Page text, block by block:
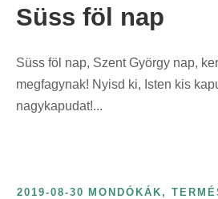
Süss föl nap
Süss föl nap, Szent György nap,
megfagynak! Nyisd ki, Isten kis
nagykapudat!...
2019-08-30 MONDÓKÁK ,